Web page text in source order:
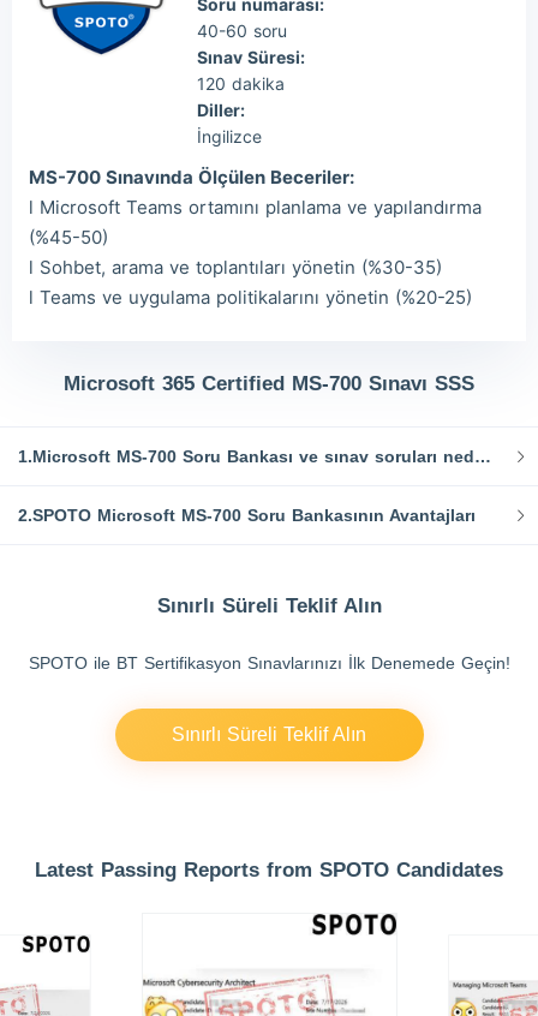
Soru numarası:
40-60 soru
Sınav Süresi:
120 dakika
Diller:
İngilizce
MS-700 Sınavında Ölçülen Beceriler:
l Microsoft Teams ortamını planlama ve yapılandırma
(%45-50)
l Sohbet, arama ve toplantıları yönetin (%30-35)
l Teams ve uygulama politikalarını yönetin (%20-25)
Microsoft 365 Certified MS-700 Sınavı SSS
1.Microsoft MS-700 Soru Bankası ve sınav soruları nedir?
2.SPOTO Microsoft MS-700 Soru Bankasının Avantajları
Sınırlı Süreli Teklif Alın
SPOTO ile BT Sertifikasyon Sınavlarınızı İlk Denemede Geçin!
Sınırlı Süreli Teklif Alın
Latest Passing Reports from SPOTO Candidates